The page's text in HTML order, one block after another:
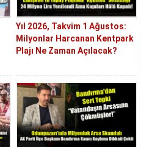
Yıl 2026, Takvim 1 Ağustos:
Milyonlar Harcanan Kentpark
Plajı Ne Zaman Açılacak?